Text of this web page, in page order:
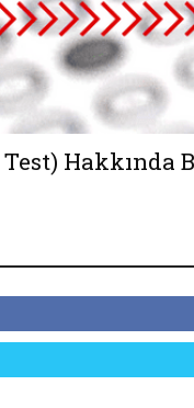
Hakkında